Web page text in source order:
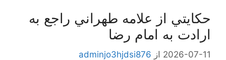
حكايتي از علامه طهراني راجع به
ارادت به امام رضا
2026-07-11 از adminjo3hjdsi876